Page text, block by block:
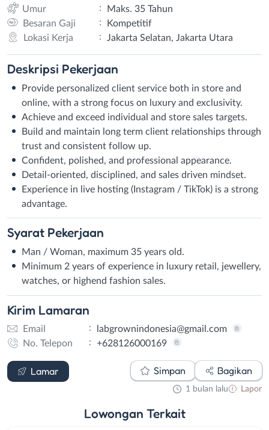
Umur
:
Maks. 35 Tahun
Besaran Gaji
:
Kompetitif
Lokasi Kerja
: Jakarta Selatan, Jakarta Utara
Deskripsi Pekerjaan
Provide personalized client service both in store and
online, with a strong focus on luxury and exclusivity.
Achieve and exceed individual and store sales targets.
Build and maintain long term client relationships through
trust and consistent follow up.
Confident, polished, and professional appearance.
Detail-oriented, disciplined, and sales driven mindset.
Experience in live hosting (Instagram / TikTok) is a strong
advantage.
Syarat Pekerjaan
Man / Woman, maximum 35 years old.
Minimum 2 years of experience in luxury retail, jewellery,
watches, or highend fashion sales.
Kirim Lamaran
Email :
labgrownindonesia@gmail.com
No. Telepon
: +628126000169
Lamar
Email WhatsApp
Simpan Bagikan
1 bulan lalu Lapor
Lowongan Terkait